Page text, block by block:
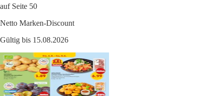
auf Seite 50
Netto Marken-Discount
Gültig bis 15.08.2026